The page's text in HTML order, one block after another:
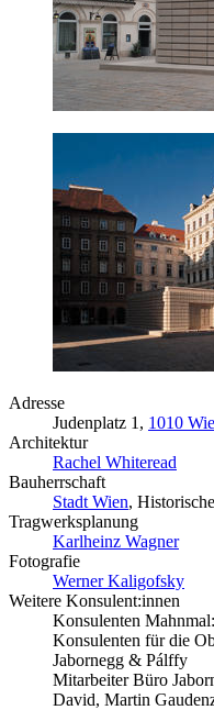
Adresse
Judenplatz 1, 1010
Architektur
Rachel Whiteread
Bauherrschaft
Stadt Wien,
Tragwerksplanung
Karlheinz Wagner
Fotografie
Werner Kaligofsky
Weitere Konsulent:innen
Konsulenten
Konsulenten für die
Jabornegg & Pálffy
Mitarbeiter Büro
David, Martin